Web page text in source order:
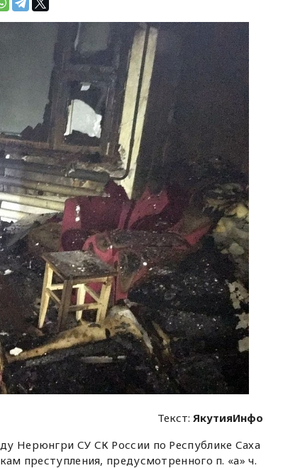
Текст:ЯкутияИнфо
Нерюнгри СУ СК России по Республике Саха
преступления, предусмотренного п. «а» ч.